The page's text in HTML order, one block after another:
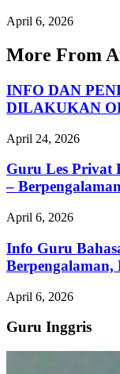
April 6, 2026
More From
INFO DAN
DILAKUKAN
April 24, 2026
Guru Les Privat
–
April 6, 2026
Info Guru
Berpengalaman,
April 6, 2026
Guru Inggris